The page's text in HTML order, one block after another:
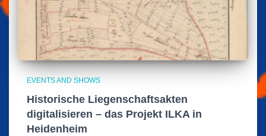
EVENTS AND SHOWS
Historische Liegenschaftsakten
digitalisieren – das Projekt ILKA in
Heidenheim